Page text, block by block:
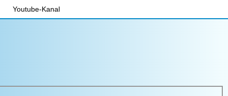
Youtube-Kanal